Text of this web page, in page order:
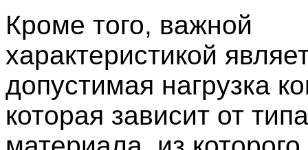
Кроме того, важной
характеристикой
допустимая нагрузка
которая зависит от